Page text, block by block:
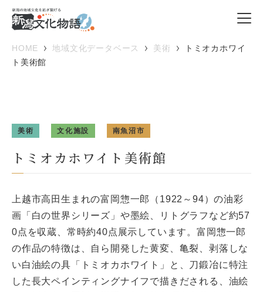
HOME 地域文化データベース 美術
トミオカホワイ
ト美術館
美術 文化施設 南魚沼市
トミオカホワイト美術館
上越市高田生まれの富岡惣一郎（1922～94）の油彩
画「白の世界シリーズ」や墨絵、リトグラフなど約57
0点を収蔵、常時約40点展示しています。富岡惣一郎
の作品の特徴は、自ら開発した黄変、亀裂、剥落しな
い白油絵の具「トミオカホワイト」と、刀鍛冶に特注
した長大ペインティングナイフで描きだされる、油絵